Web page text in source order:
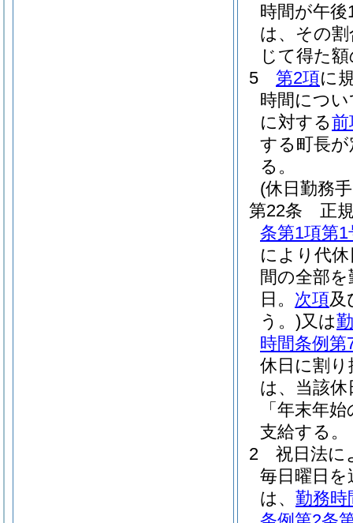
時間が午
は、その
じて得た
5
第2項に
時間につ
に対する前
する町長
る。
(休日勤務
第22条
正
条第1項第1
により代
間の全部
日。 次項及
う。)又は
時間条例第
休日に割
は、当該
「年末年
支給する。
2
祝日法に
毎日曜日
は、 勤務時